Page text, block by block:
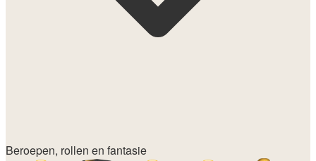
Beroepen, rollen en fantasie